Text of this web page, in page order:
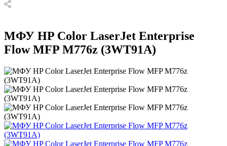
МФУ HP Color LaserJet Enterprise
Flow MFP M776z (3WT91A)